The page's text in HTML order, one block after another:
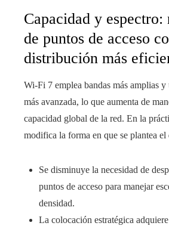
Capacidad y espectro:
de puntos de acceso
distribución más
Wi‑Fi 7 emplea bandas más amplias
más avanzada, lo que aumenta de
capacidad global de la red. En la
modifica la forma en que se plantea el
Se disminuye la necesidad de
puntos de acceso para manejar
densidad.
La colocación estratégica